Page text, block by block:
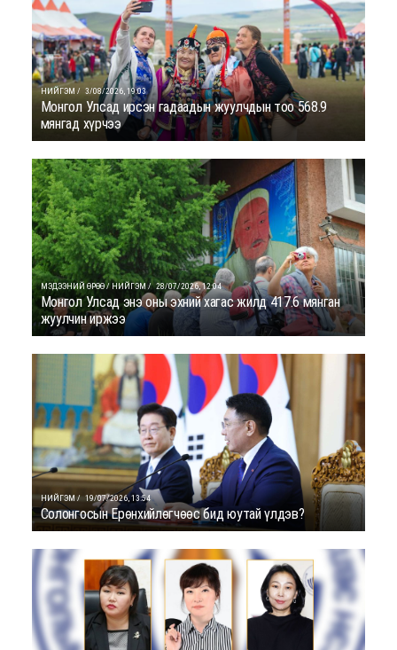
НИЙГЭМ / 3/08/2026, 19:03
Монгол Улсад ирсэн гадаадын жуулчдын тоо 568.9
мянгад хүрчээ
МЭДЭЭНИЙ ӨРӨӨ / НИЙГЭМ / 28/07/2026, 12:04
Монгол Улсад энэ оны эхний хагас жилд 417.6 мянган
жуулчин иржээ
НИЙГЭМ / 19/07/2026, 13:54
Солонгосын Ерөнхийлөгчөөс бид юутай үлдэв?